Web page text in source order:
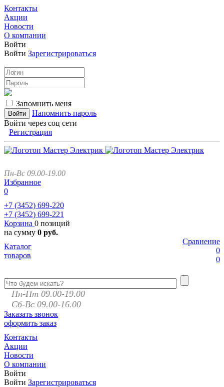
Контакты
Акции
Новости
О компании
Войти
Войти Зарегистрироваться
Запомнить меня
Напомнить пароль
Войти через соц сети
Регистрация
Пн-Вс 09.00-19.00
Избранное
0
+7 (3452) 699-220
+7 (3452) 699-221
Корзина 0 позиций
на сумму 0 руб.
Сравнение
0
0
Каталог
товаров
Пн-Пт 09.00-19.00
Сб-Вс 09.00-16.00
Заказать звонок
оформить заказ
Контакты
Акции
Новости
О компании
Войти
Войти Зарегистрироваться